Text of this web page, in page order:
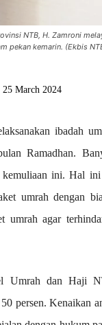
NTB, H. Zamroni
pekan kemarin. (Ekbis
25 March 2024
ibadah
Ramadhan.
ini. Hal
umrah dengan
umrah agar
Umrah dan Haji
persen. Kenaikan